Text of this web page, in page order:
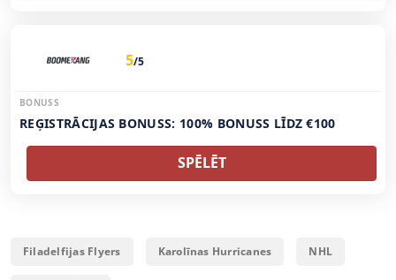
5/5
BONUSS
REĢISTRĀCIJAS BONUSS: 100% BONUSS LĪDZ €100
SPĒLĒT
Filadelfijas Flyers Karolīnas Hurricanes NHL